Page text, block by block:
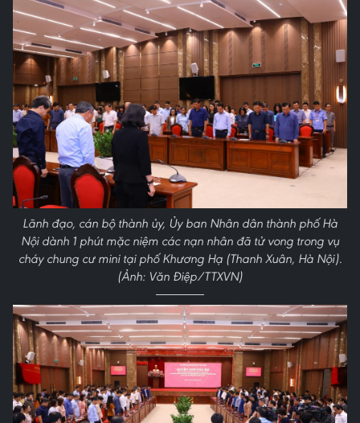
Lãnh đạo, cán bộ thành ủy, Ủy ban Nhân dân thành phố Hà
Nội dành 1 phút mặc niệm các nạn nhân đã tử vong trong vụ
cháy chung cư mini tại phố Khương Hạ (Thanh Xuân, Hà Nội).
(Ảnh: Văn Điệp/TTXVN)